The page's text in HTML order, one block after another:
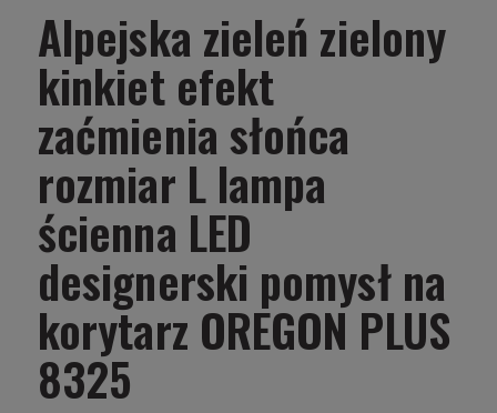
Alpejska zieleń zielony
kinkiet efekt
zaćmienia słońca
rozmiar L lampa
ścienna LED
designerski pomysł na
korytarz OREGON PLUS
8325